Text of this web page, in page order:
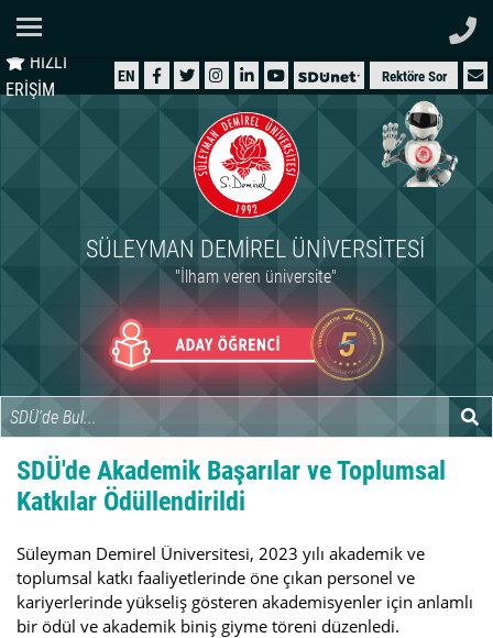
HIZLI
ERİŞİM
EN Rektöre Sor
SÜLEYMAN DEMIREL ÜNIVERSITESI
"İlham veren üniversite"
ÜNİVERSİTEMİZ
İDARİ
INTERNATIONAL
SDÜ'de Akademik Başarılar ve Toplumsal
Katkılar Ödüllendirildi
Süleyman Demirel Üniversitesi, 2023 yılı akademik ve
toplumsal katkı faaliyetlerinde öne çıkan personel ve
kariyerlerinde yükseliş gösteren akademisyenler için anlamlı
bir ödül ve akademik biniş giyme töreni düzenledi.